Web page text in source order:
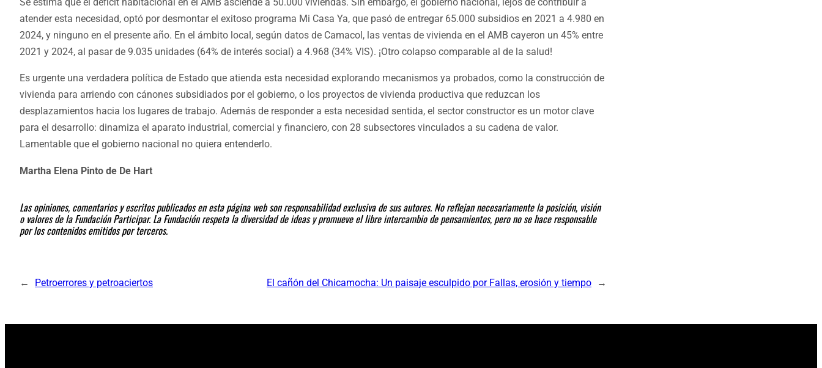
Se estima que el déficit habitacional en el AMB asciende a 50.000 viviendas. Sin embargo, el gobierno nacional, lejos de contribuir a
atender esta necesidad, optó por desmontar el exitoso programa Mi Casa Ya, que pasó de entregar 65.000 subsidios en 2021 a 4.980 en
2024, y ninguno en el presente año. En el ámbito local, según datos de Camacol, las ventas de vivienda en el AMB cayeron un 45% entre
2021 y 2024, al pasar de 9.035 unidades (64% de interés social) a 4.968 (34% VIS). ¡Otro colapso comparable al de la salud!
Es urgente una verdadera política de Estado que atienda esta necesidad explorando mecanismos ya probados, como la construcción de
vivienda para arriendo con cánones subsidiados por el gobierno, o los proyectos de vivienda productiva que reduzcan los
desplazamientos hacia los lugares de trabajo. Además de responder a esta necesidad sentida, el sector constructor es un motor clave
para el desarrollo: dinamiza el aparato industrial, comercial y financiero, con 28 subsectores vinculados a su cadena de valor.
Lamentable que el gobierno nacional no quiera entenderlo.
Martha Elena Pinto de De Hart
Las opiniones, comentarios y escritos publicados en esta página web son responsabilidad exclusiva de sus autores. No reflejan necesariamente la posición, visión
o valores de la Fundación Participar. La Fundación respeta la diversidad de ideas y promueve el libre intercambio de pensamientos, pero no se hace responsable
por los contenidos emitidos por terceros.
← Petroerrores y petroaciertos El cañón del Chicamocha: Un paisaje esculpido por Fallas, erosión y tiempo →